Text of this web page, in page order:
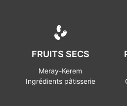
FRUITS SECS
Meray-Kerem
Ingrédients pâtisserie